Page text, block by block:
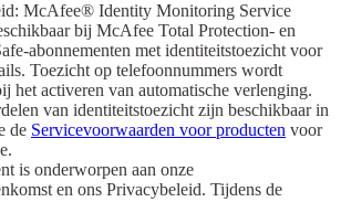
McAfee® Identity Monitoring Service
bij McAfee Total Protection- en
abonnementen met identiteitstoezicht voor
Toezicht op telefoonnummers wordt
het activeren van automatische verlenging.
van identiteitstoezicht zijn beschikbaar in
de Servicevoorwaarden voor producten voor
is onderworpen aan onze
en ons Privacybeleid. Tijdens de